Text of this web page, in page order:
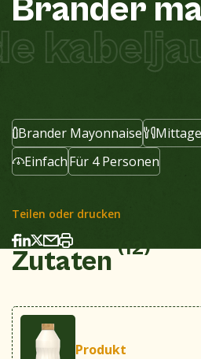
Brander
Brander Mayonnaise
EinfachFür 4 Personen
Teilen oder drucken
Zutaten (12)
Produkt